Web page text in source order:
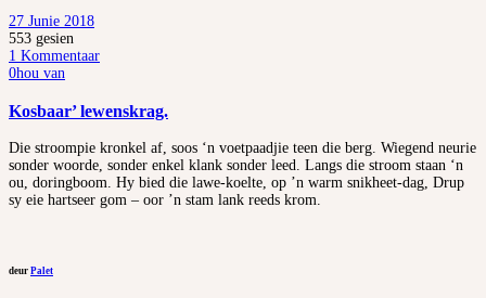
27 Junie 2018
553 gesien
1 Kommentaar
0hou van
Kosbaar’ lewenskrag.
Die stroompie kronkel af, soos ‘n voetpaadjie teen die berg. Wiegend neurie
sonder woorde, sonder enkel klank sonder leed. Langs die stroom staan ‘n
ou, doringboom. Hy bied die lawe-koelte, op ’n warm snikheet-dag, Drup
sy eie hartseer gom – oor ’n stam lank reeds krom.
deur Palet